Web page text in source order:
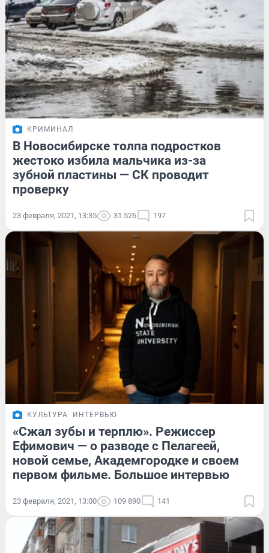
КРИМИНАЛ
В Новосибирске толпа подростков
жестоко избила мальчика из-за
зубной пластины — СК проводит
проверку
23 февраля, 2021, 13:35 31 526 197
КУЛЬТУРА ИНТЕРВЬЮ
«Сжал зубы и терплю». Режиссер
Ефимович — о разводе с Пелагеей,
новой семье, Академгородке и своем
первом фильме. Большое интервью
23 февраля, 2021, 13:00 109 890 141